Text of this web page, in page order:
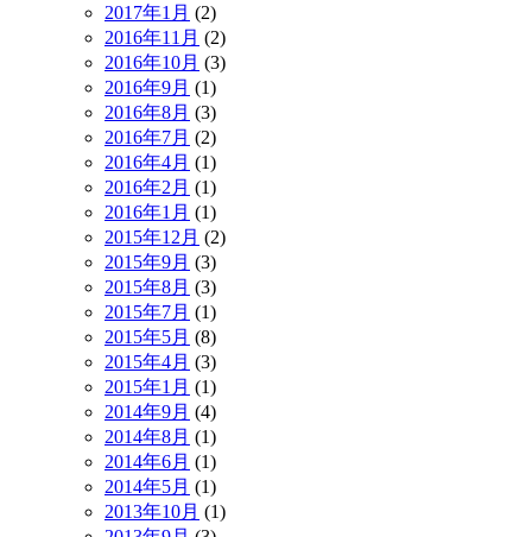
2017年1月 (2)
2016年11月 (2)
2016年10月 (3)
2016年9月 (1)
2016年8月 (3)
2016年7月 (2)
2016年4月 (1)
2016年2月 (1)
2016年1月 (1)
2015年12月 (2)
2015年9月 (3)
2015年8月 (3)
2015年7月 (1)
2015年5月 (8)
2015年4月 (3)
2015年1月 (1)
2014年9月 (4)
2014年8月 (1)
2014年6月 (1)
2014年5月 (1)
2013年10月 (1)